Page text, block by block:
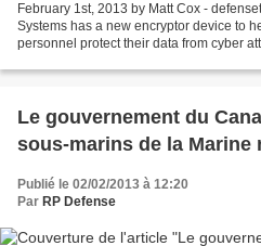
February 1st, 2013 by Matt Cox -
Systems has a new encryptor device to
personnel protect their data from cyber
Le gouvernement du
sous-marins de la Marine
Publié le 02/02/2013 à 12:20
Par RP Defense